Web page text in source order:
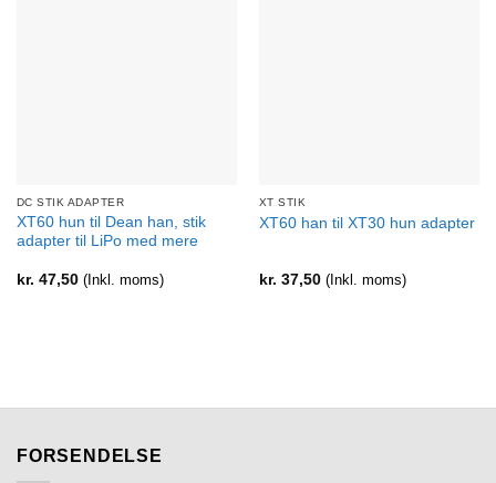
DC STIK ADAPTER
XT60 hun til Dean han, stik
adapter til LiPo med mere
kr. 47,50(Inkl. moms)
XT STIK
XT60 han til XT30 hun adapter
kr. 37,50(Inkl. moms)
FORSENDELSE